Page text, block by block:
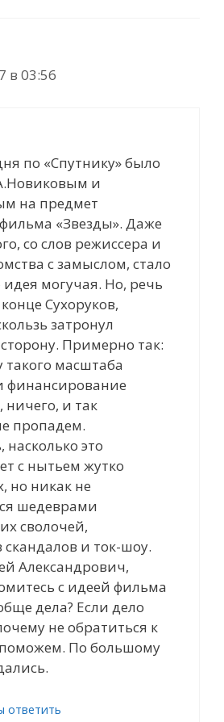
в 03:56
по «Спутнику» было
и
на предмет
«Звезды». Даже
со слов режиссера и
с замыслом, стало
идея могучая. Но, речь
Сухоруков,
затронул
Примерно так:
такого масштаба
финансирование
ничего, и так
пропадем.
насколько это
с нытьем жутко
но никак не
шедеврами
сволочей,
скандалов и ток-шоу.
Александрович,
с идеей фильма
дела? Если дело
не обратиться к
По большому
ответить